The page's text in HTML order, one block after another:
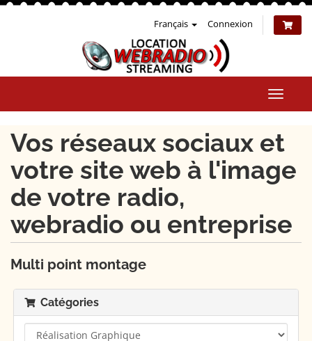
Français Connexion
la
Vos réseaux sociaux et
votre site web à l'image
de votre radio,
webradio ou entreprise
Multi point montage
Catégories